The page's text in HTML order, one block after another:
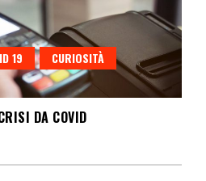
19
CURIOSITÀ
DA COVID